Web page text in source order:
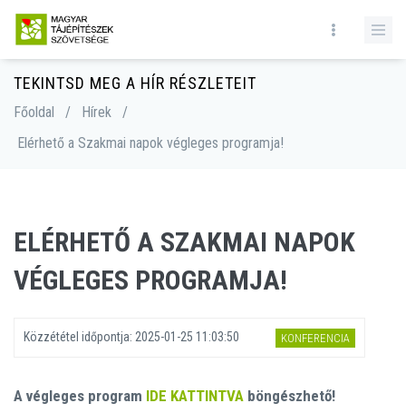
TEKINTSD MEG A HÍR RÉSZLETEIT
Főoldal / Hírek
/
Elérhető a Szakmai napok végleges programja!
ELÉRHETŐ A SZAKMAI NAPOK
VÉGLEGES PROGRAMJA!
Közzététel időpontja: 2025-01-25 11:03:50 KONFERENCIA
A végleges program IDE KATTINTVA böngészhető!